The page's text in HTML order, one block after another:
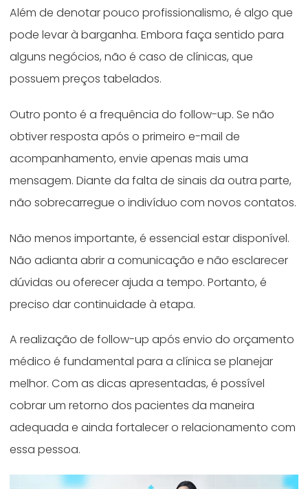
Além de denotar pouco profissionalismo, é algo que
pode levar à barganha. Embora faça sentido para
alguns negócios, não é caso de clínicas, que
possuem preços tabelados.
Outro ponto é a frequência do follow-up. Se não
obtiver resposta após o primeiro e-mail de
acompanhamento, envie apenas mais uma
mensagem. Diante da falta de sinais da outra parte,
não sobrecarregue o indivíduo com novos contatos.
Não menos importante, é essencial estar disponível.
Não adianta abrir a comunicação e não esclarecer
dúvidas ou oferecer ajuda a tempo. Portanto, é
preciso dar continuidade à etapa.
A realização de follow-up após envio do orçamento
médico é fundamental para a clínica se planejar
melhor. Com as dicas apresentadas, é possível
cobrar um retorno dos pacientes da maneira
adequada e ainda fortalecer o relacionamento com
essa pessoa.